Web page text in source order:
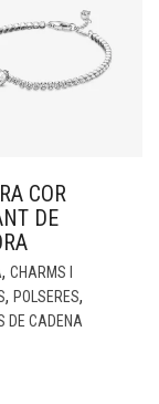
COR
DE
, CHARMS I
, POLSERES,
DE CADENA